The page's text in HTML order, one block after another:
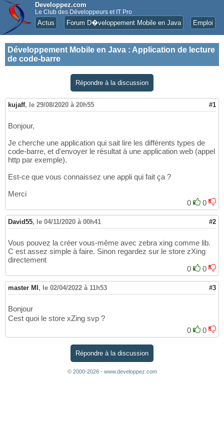
Developpez.com
Le Club des Développeurs et IT Pro
Actus Forum D�veloppement Mobile en Java Emploi
Développement Mobile en Java : Application de lecture
de code-barre
Répondre à la discussion
kujaff, le 29/08/2020 à 20h55 #1
Bonjour,
Je cherche une application qui sait lire les différents types de
code-barre, et d'envoyer le résultat à une application web (appel
http par exemple).
Est-ce que vous connaissez une appli qui fait ça ?
Merci
0
0
David55, le 04/11/2020 à 00h41 #2
Vous pouvez la créer vous-même avec zebra xing comme lib.
C est assez simple à faire. Sinon regardez sur le store zXing
directement
0
0
master MI , le 02/04/2022 à 11h53 #3
Bonjour
Cest quoi le store xZing svp ?
0
0
Répondre à la discussion
© 2000-2026 - www.developpez.com